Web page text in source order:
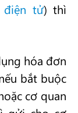
điện tử) thì
hóa đơn
bắt buộc
cơ quan